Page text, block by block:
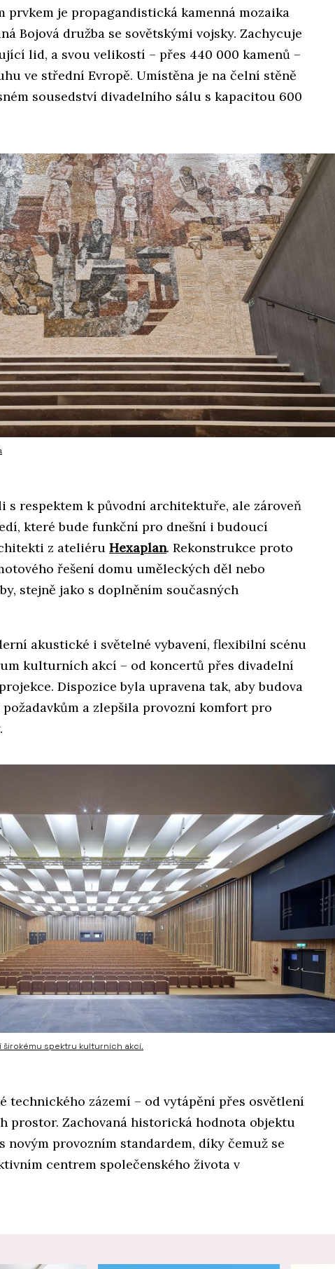
prvkem je propagandistická kamenná mozaika
Bojová družba se sovětskými vojsky. Zachycuje
lid, a svou velikostí – přes 440 000 kamenů –
ve střední Evropě. Umístěna je na čelní stěně
sousedství divadelního sálu s kapacitou 600
s respektem k původní architektuře, ale zároveň
které bude funkční pro dnešní i budoucí
z ateliéru Hexaplan. Rekonstrukce proto
řešení domu uměleckých děl nebo
stejně jako s doplněním současných
akustické i světelné vybavení, flexibilní scénu
kulturních akcí – od koncertů přes divadelní
Dispozice byla upravena tak, aby budova
a zlepšila provozní komfort pro
širokému spektru kulturních akcí.
technického zázemí – od vytápění přes osvětlení
prostor. Zachovaná historická hodnota objektu
novým provozním standardem, díky čemuž se
centrem společenského života v